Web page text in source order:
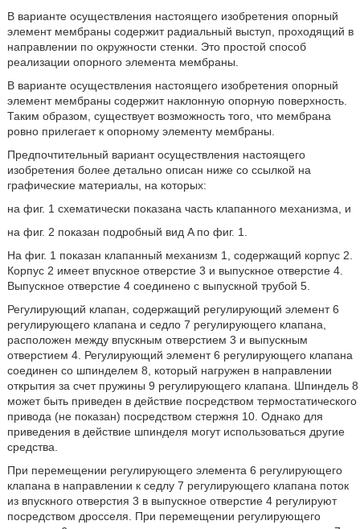
В варианте осуществления настоящего изобретения опорный
элемент мембраны содержит радиальный выступ, проходящий в
направлении по окружности стенки. Это простой способ
реализации опорного элемента мембраны.
В варианте осуществления настоящего изобретения опорный
элемент мембраны содержит наклонную опорную поверхность.
Таким образом, существует возможность того, что мембрана
ровно прилегает к опорному элементу мембраны.
Предпочтительный вариант осуществления настоящего
изобретения более детально описан ниже со ссылкой на
графические материалы, на которых:
на фиг. 1 схематически показана часть клапанного механизма, и
на фиг. 2 показан подробный вид A по фиг. 1.
На фиг. 1 показан клапанный механизм 1, содержащий корпус 2.
Корпус 2 имеет впускное отверстие 3 и выпускное отверстие 4.
Выпускное отверстие 4 соединено с выпускной трубой 5.
Регулирующий клапан, содержащий регулирующий элемент 6
регулирующего клапана и седло 7 регулирующего клапана,
расположен между впускным отверстием 3 и выпускным
отверстием 4. Регулирующий элемент 6 регулирующего клапана
соединен со шпинделем 8, который нагружен в направлении
открытия за счет пружины 9 регулирующего клапана. Шпиндель 8
может быть приведен в действие посредством термостатического
привода (не показан) посредством стержня 10. Однако для
приведения в действие шпинделя могут использоваться другие
средства.
При перемещении регулирующего элемента 6 регулирующего
клапана в направлении к седлу 7 регулирующего клапана поток
из впускного отверстия 3 в выпускное отверстие 4 регулируют
посредством дросселя. При перемещении регулирующего